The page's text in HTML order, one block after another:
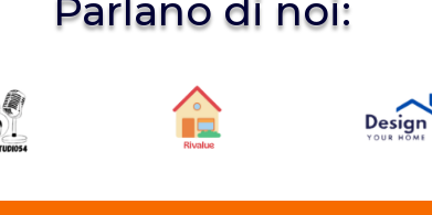
Parlano di noi: